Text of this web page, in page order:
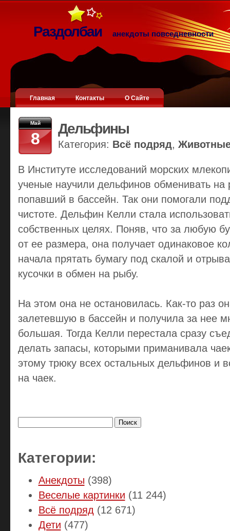
Раздолбаи анекдоты повседневности
Главная Контакты О Сайте
Май
8
Дельфины
Категория: Всё подряд,
В Институте исследований морских
ученые научили дельфинов обменивать
попавший в бассейн. Так они помогали
чистоте. Дельфин Келли стала
собственных целях. Поняв, что за любую
от ее размера, она получает одинаковое
начала прятать бумагу под скалой и
кусочки в обмен на рыбу.
На этом она не остановилась. Как-то раз
залетевшую в бассейн и получила за нее
большая. Тогда Келли перестала сразу
делать запасы, которыми приманивала
этому трюку всех остальных дельфинов и
на чаек.
Категории:
Анекдоты (398)
Веселые картинки (11 244)
Всё подряд (12 671)
Дети (477)